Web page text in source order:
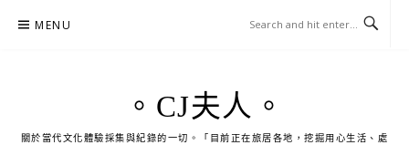
MENU
。CJ夫人。
關於當代文化體驗採集與紀錄的一切。「目前正在旅居各地，挖掘用心生活、處